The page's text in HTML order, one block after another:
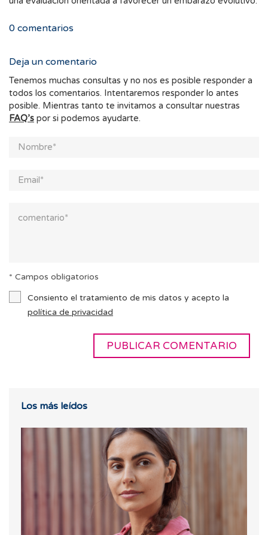
0 comentarios
Deja un comentario
Tenemos muchas consultas y no nos es posible responder a
todos los comentarios. Intentaremos responder lo antes
posible. Mientras tanto te invitamos a consultar nuestras
FAQ’s por si podemos ayudarte.
* Campos obligatorios
Consiento el tratamiento de mis datos y acepto la
política de privacidad
Los más leídos